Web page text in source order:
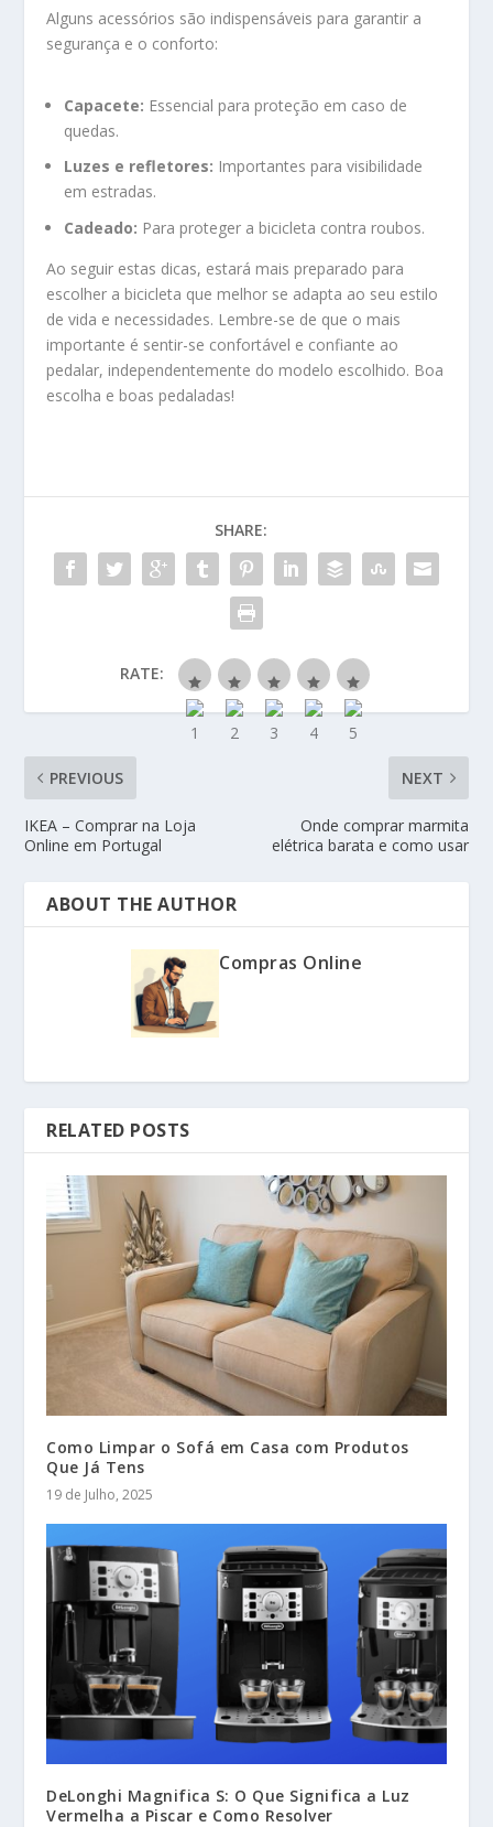
Alguns acessórios são indispensáveis para garantir a
segurança e o conforto:
Capacete: Essencial para proteção em caso de
quedas.
Luzes e refletores: Importantes para visibilidade
em estradas.
Cadeado: Para proteger a bicicleta contra roubos.
Ao seguir estas dicas, estará mais preparado para
escolher a bicicleta que melhor se adapta ao seu estilo
de vida e necessidades. Lembre-se de que o mais
importante é sentir-se confortável e confiante ao
pedalar, independentemente do modelo escolhido. Boa
escolha e boas pedaladas!
SHARE:
RATE:
PREVIOUS
IKEA – Comprar na Loja
Online em Portugal
NEXT
Onde comprar marmita
elétrica barata e como usar
ABOUT THE AUTHOR
Compras Online
RELATED POSTS
Como Limpar o Sofá em Casa com Produtos
Que Já Tens
19 de Julho, 2025
DeLonghi Magnifica S: O Que Significa a Luz
Vermelha a Piscar e Como Resolver